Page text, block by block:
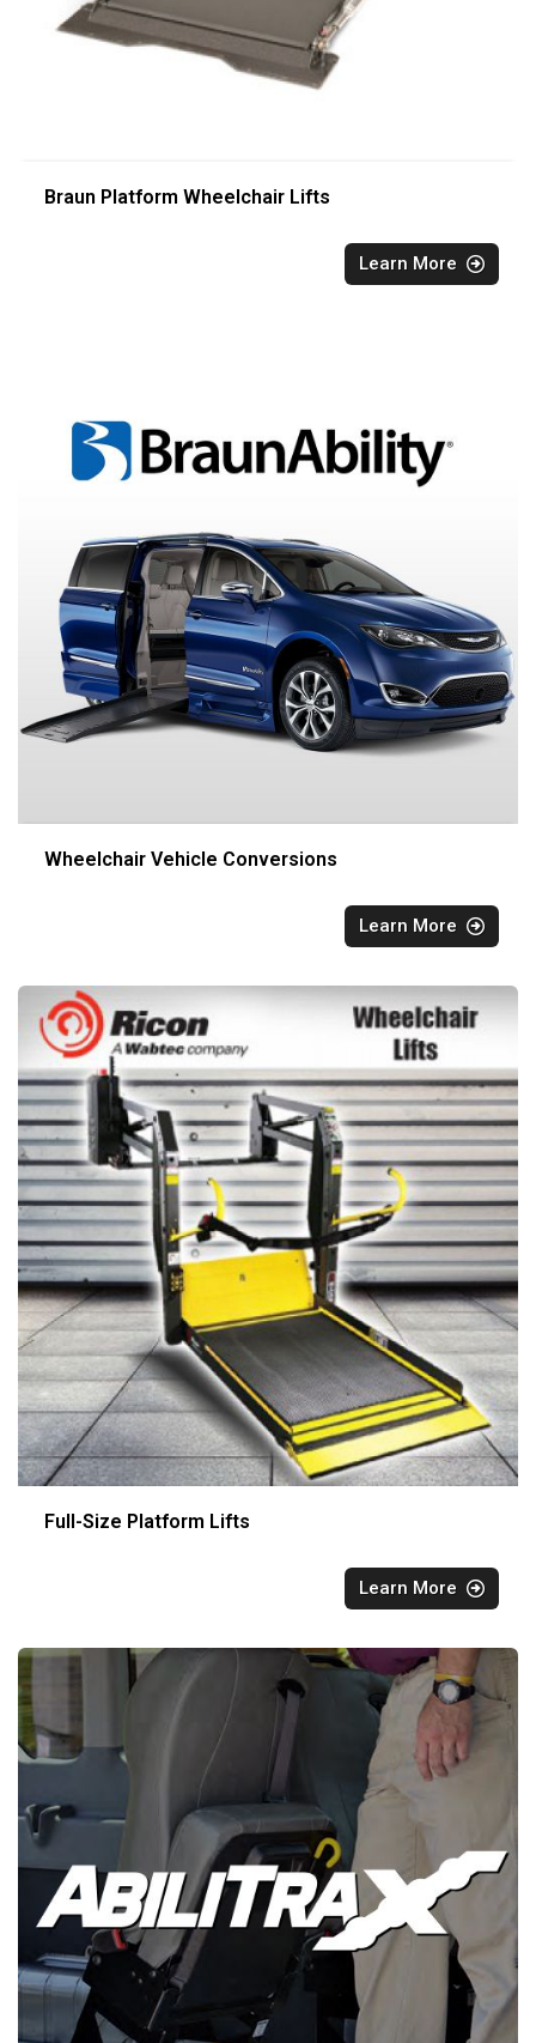
Braun Platform Wheelchair Lifts
Learn More
Wheelchair Vehicle Conversions
Learn More
Full-Size Platform Lifts
Learn More